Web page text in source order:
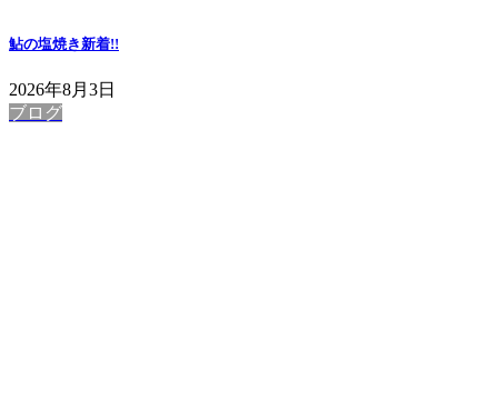
鮎の塩焼き新着!!
2026年8月3日
ブログ